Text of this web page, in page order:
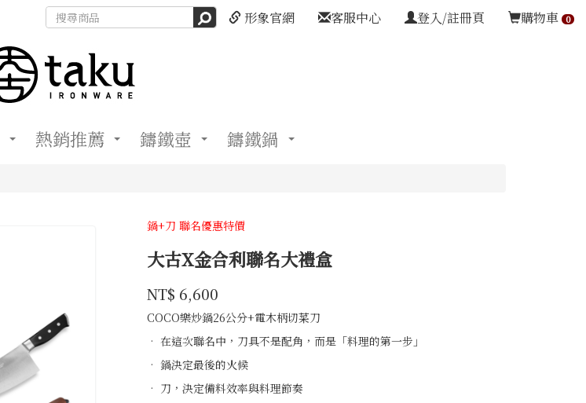
購物車 0
登入/註冊頁
客服中心
形象官網
熱銷推薦 鑄鐵壺 鑄鐵鍋
鍋+刀 聯名優惠特價
大古X金合利聯名大禮盒
商品代號 4710415544797
4710415544797
品牌
古
NT$ 6,600
COCO樂炒鍋26公分+電木柄切菜刀
• 在這次聯名中，刀具不是配角，而是「料理的第一步」
• 鍋決定最後的火候
• 刀，決定備料效率與料理節奏